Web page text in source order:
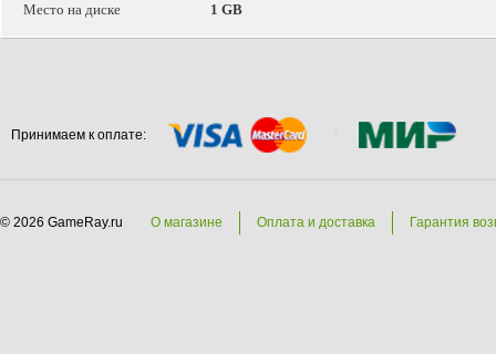
Место на диске 1 GB
Принимаем к оплате:
© 2026 GameRay.ru О магазине Оплата и доставка Гарантия